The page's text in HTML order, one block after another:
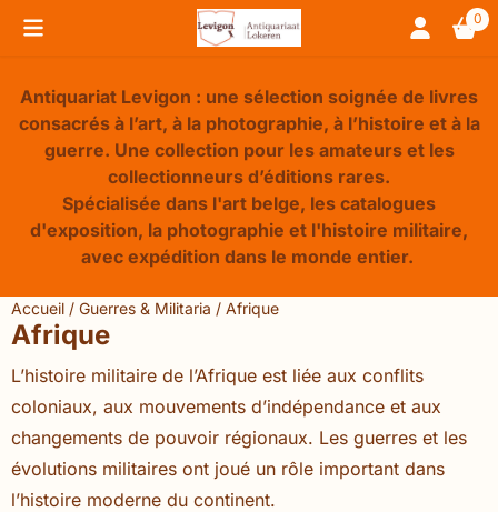
Préférences de cookies disponibles. Choisissez les 0
Antiquariat Levigon : une sélection soignée de livres
consacrés à l’art, à la photographie, à l’histoire et à la
guerre. Une collection pour les amateurs et les
collectionneurs d’éditions rares.
Spécialisée dans l'art belge, les catalogues
d'exposition, la photographie et l'histoire militaire,
avec expédition dans le monde entier.
Accueil / Guerres & Militaria / Afrique
Afrique
L’histoire militaire de l’Afrique est liée aux conflits
coloniaux, aux mouvements d’indépendance et aux
changements de pouvoir régionaux. Les guerres et les
évolutions militaires ont joué un rôle important dans
l’histoire moderne du continent.